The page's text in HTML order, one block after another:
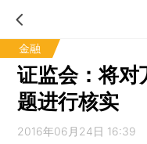
金融
证监会：将对
题进行核实
2016年06月24日 16:39